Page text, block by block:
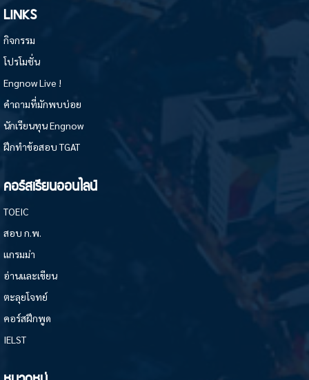
LINKS
กิจกรรม
โปรโมชั่น
Engnow Live !
คำถามที่มักพบบ่อย
นักเรียนทุน Engnow
ฝึกทำข้อสอบ TGAT
คอร์สเรียนออนไลน์
TOEIC
สอบ ก.พ.
แกรมม่า
อ่านและเขียน
ตะลุยโจทย์
คอร์สฝึกพูด
IELST